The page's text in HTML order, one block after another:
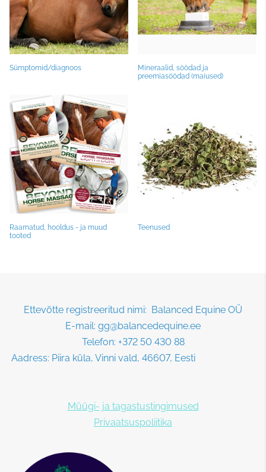
Sümptomid/diagnoos
Mineraalid, söödad ja
preemiasöödad (maiused)
Raamatud, hooldus - ja muud
tooted
Teenused
Ettevõtte registreeritud nimi: Balanced Equine OÜ
E-mail: gg@balancedequine.ee
Telefon: +372 50 430 88
Aadress: Piira küla, Vinni vald, 46607, Eesti
Müügi- ja tagastustingimused
Privaatsuspoliitika